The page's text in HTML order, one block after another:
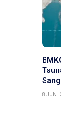
8 JUNI